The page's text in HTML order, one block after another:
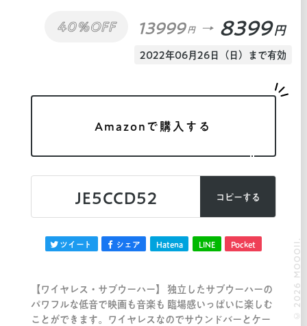
40%OFF 13999 円 8399 円
2022年06月26日（日）まで有効
Amazonで購入する
JE5CCD52 コピーする
ツイート シェア Hatena LINE Pocket
【ワイヤレス・サブウーハー】 独立したサブウーハーの
パワフルな低音で映画も音楽も 臨場感いっぱいに楽しむ
ことができます。ワイヤレスなのでサウンドバーとケー
© 2026 MOOOII.